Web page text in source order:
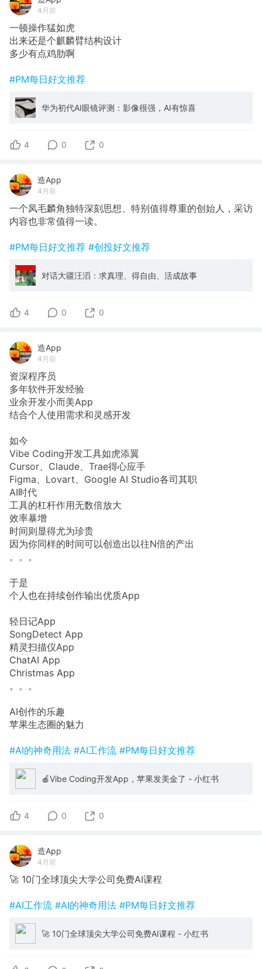
4月前
一顿操作猛如虎
出来还是个麒麟臂结构设计
多少有点鸡肋啊
#PM每日好文推荐
华为初代AI眼镜评测：影像很强，AI有惊喜
4 0 0
造App
4月前
一个凤毛麟角独特深刻思想、特别值得尊重的创始人，采访
内容也非常值得一读。
#PM每日好文推荐 #创投好文推荐
对话大疆汪滔：求真理、得自由、活成故事
4 0 0
造App
4月前
资深程序员
多年软件开发经验
业余开发小而美App
结合个人使用需求和灵感开发
如今
Vibe Coding开发工具如虎添翼
Cursor、Claude、Trae得心应手
Figma、Lovart、Google AI Studio各司其职
AI时代
工具的杠杆作用无数倍放大
效率暴增
时间则显得尤为珍贵
因为你同样的时间可以创造出以往N倍的产出
。。。
于是
个人也在持续创作输出优质App
轻日记App
SongDetect App
精灵扫描仪App
ChatAI App
Christmas App
。。。
AI创作的乐趣
苹果生态圈的魅力
#AI的神奇用法 #AI工作流 #PM每日好文推荐
🍎Vibe Coding开发App，苹果发美金了 - 小红书
4 0 0
造App
4月前
🚀 10门全球顶尖大学公司免费AI课程
#AI工作流 #AI的神奇用法 #PM每日好文推荐
🚀 10门全球顶尖大学公司免费AI课程 - 小红书